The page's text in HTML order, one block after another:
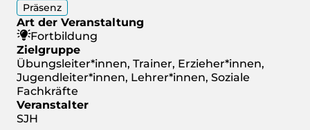
Präsenz
Art der Veranstaltung
Fortbildung
Zielgruppe
Übungsleiter*innen, Trainer, Erzieher*innen,
Jugendleiter*innen, Lehrer*innen, Soziale
Fachkräfte
Veranstalter
SJH